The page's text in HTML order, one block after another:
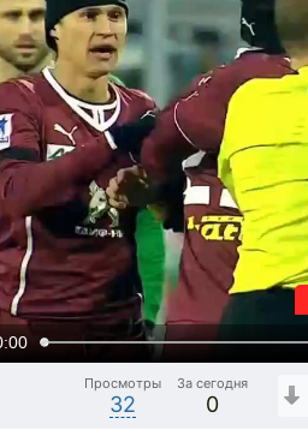
Просмотры
32
За сегодня
0